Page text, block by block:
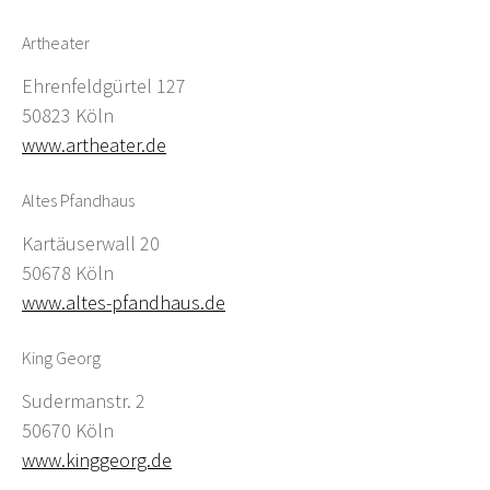
Artheater
Ehrenfeldgürtel 127
50823 Köln
www.artheater.de
Altes Pfandhaus
Kartäuserwall 20
50678 Köln
www.altes-pfandhaus.de
King Georg
Sudermanstr. 2
50670 Köln
www.kinggeorg.de